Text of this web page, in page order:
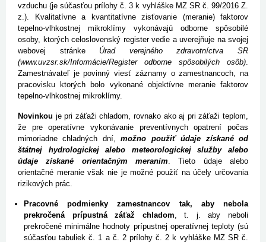
vzduchu (je súčasťou prílohy č. 3 k vyhláške MZ SR č. 99/2016 Z.
z.). Kvalitatívne a kvantitatívne zisťovanie (meranie) faktorov
tepelno-vlhkostnej mikroklímy vykonávajú odborne spôsobilé
osoby, ktorých celoslovenský register vedie a uverejňuje na svojej
webovej stránke Úrad verejného zdravotníctva SR
(www.uvzsr.sk/Informácie/Register odborne spôsobilých osôb)
Zamestnávateľ je povinný viesť záznamy o zamestnancoch, na
pracovisku ktorých bolo vykonané objektívne meranie faktorov
tepelno-vlhkostnej mikroklímy.
Novinkou je pri záťaži chladom, rovnako ako aj pri záťaži teplom,
že pre operatívne vykonávanie preventívnych opatrení počas
mimoriadne chladných dní,možno použiť údaje získané od
štátnej hydrologickej alebo meteorologickej služby alebo
údaje získané orientačným meraním . Tieto údaje alebo
orientačné meranie však nie je možné použiť na účely určovania
rizikových prác.
Pracovné podmienky zamestnancov tak, aby nebola
prekročená prípustná záťaž chladom , t. j. aby neboli
prekročené minimálne hodnoty prípustnej operatívnej teploty (sú
súčasťou tabuliek č. 1 a č. 2 prílohy č. 2 k vyhláške MZ SR č.